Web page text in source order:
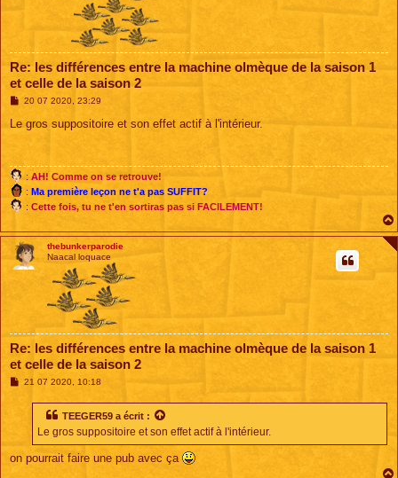
Re: les différences entre la machine olmèque de la saison 1
et celle de la saison 2
M
s
20 07 2020, 23:29
Le gros suppositoire et son effet actif à l'intérieur.
: AH! Comme on se retrouve!
: Ma première leçon ne t'a pas SUFFIT?
: Cette fois, tu ne t'en sortiras pas si FACILEMENT!
thebunkerparodie
Naacal loquace
Re: les différences entre la machine olmèque de la saison 1
et celle de la saison 2
M21 07 2020, 10:18
TEEGER59 a écrit :
Le gros suppositoire et son effet actif à l'intérieur.
on pourrait faire une pub avec ça